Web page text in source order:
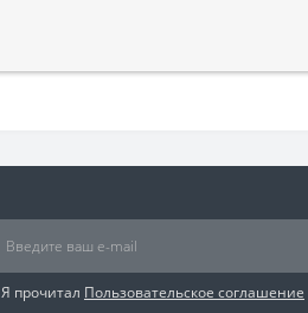
Я прочитал Пользовательское соглашение